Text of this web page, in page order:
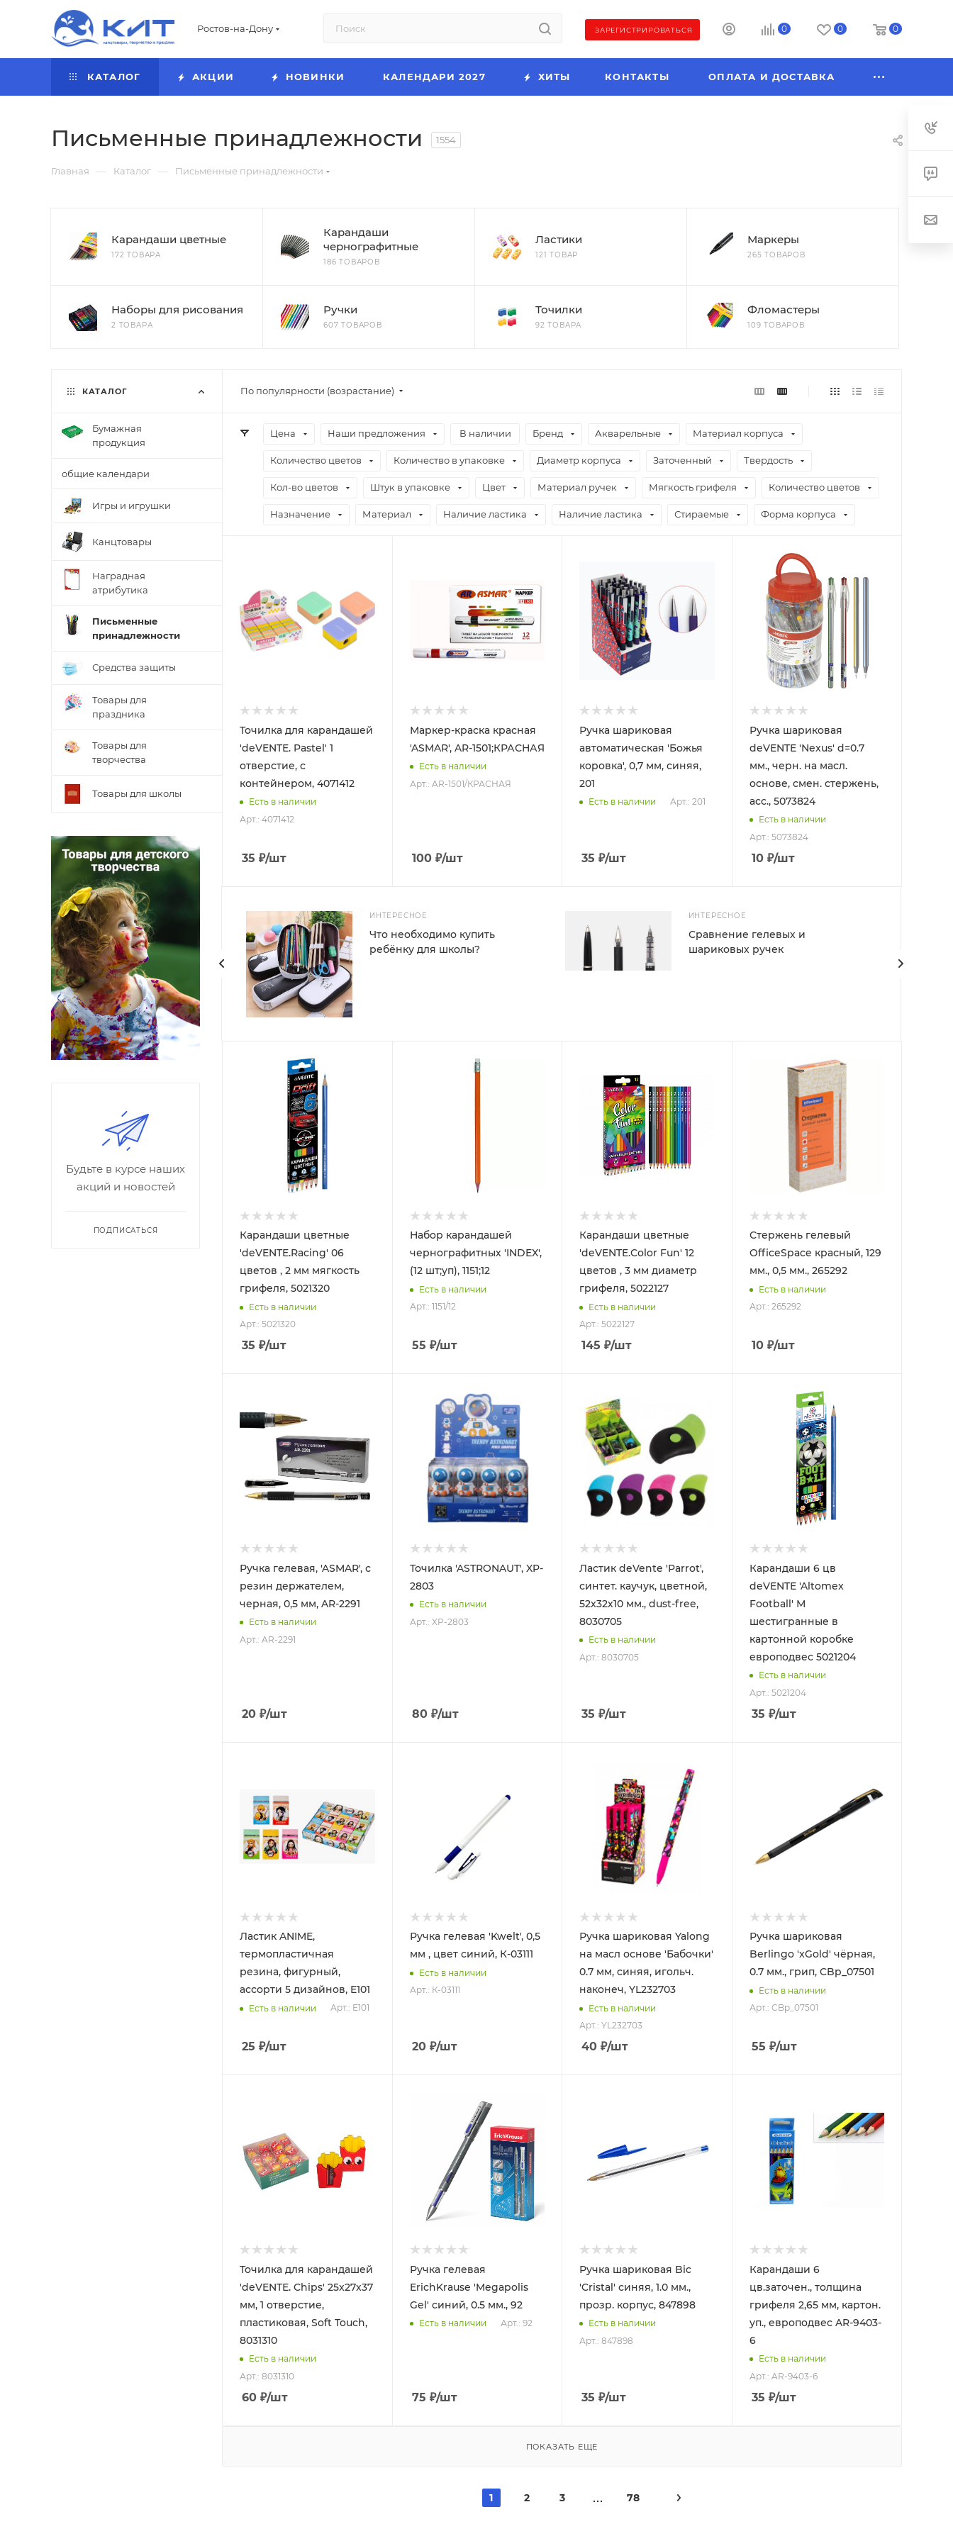
Ростов-на-Дону ЗАРЕГИСТРИРОВАТЬСЯ 0 0 0
КАТАЛОГ АКЦИИ НОВИНКИ КАЛЕНДАРИ 2027 ХИТЫ КОНТАКТЫ ОПЛАТА И ДОСТАВКА
Письменные принадлежности 1554
Главная — Каталог — Письменные принадлежности
Карандаши цветные
172 ТОВАРА
Карандаши
чернографитные
186 ТОВАРОВ
Ластики
121 ТОВАР
Маркеры
265 ТОВАРОВ
Наборы для рисования
2 ТОВАРА
Ручки
607 ТОВАРОВ
Точилки
92 ТОВАРА
Фломастеры
109 ТОВАРОВ
По популярности (возрастание)
Цена Наши предложения В наличии Бренд Акварельные Материал корпуса
Количество цветов Количество в упаковке Диаметр корпуса Заточенный Твердость
Кол-во цветов Штук в упаковке Цвет Материал ручек Мягкость грифеля Количество цветов
Назначение Материал Наличие ластика Наличие ластика Стираемые Форма корпуса
Точилка для карандашей
'deVENTE. Pastel' 1
отверстие, с
контейнером, 4071412
Есть в наличии
Арт.: 4071412
35 ₽/шт
Маркер-краска красная
'ASMAR', AR-1501;КРАСНАЯ
Есть в наличии
Арт.: AR-1501/КРАСНАЯ
100₽/шт
Ручка шариковая
автоматическая 'Божья
коровка', 0,7 мм, синяя,
201
Есть в наличии Арт.: 201
35 ₽/шт
Ручка шариковая
deVENTE 'Nexus' d=0.7
мм., черн. на масл.
основе, смен. стержень,
асс., 5073824
Есть в наличии
Арт.: 5073824
10₽/шт
ИНТЕРЕСНОЕ
Что необходимо купить
ребёнку для школы?
ИНТЕРЕСНОЕ
Сравнение гелевых и
шариковых ручек
Карандаши цветные
'deVENTE.Racing' 06
цветов , 2 мм мягкость
грифеля, 5021320
Есть в наличии
Арт.: 5021320
35 ₽/шт
Набор карандашей
чернографитных 'INDEX',
(12 шт;уп), 1151;12
Есть в наличии
Арт.: 1151/12
55 ₽/шт
Карандаши цветные
'deVENTE.Color Fun' 12
цветов , 3 мм диаметр
грифеля, 5022127
Есть в наличии
Арт.: 5022127
145 ₽/шт
Стержень гелевый
OfficeSpace красный, 129
мм., 0,5 мм., 265292
Есть в наличии
Арт.: 265292
10₽/шт
Ручка гелевая, 'ASMAR', с
резин держателем,
черная, 0,5 мм, AR-2291
Есть в наличии
Арт.: AR-2291
20 ₽/шт
Точилка 'ASTRONAUT', XP-
2803
Есть в наличии
Арт.: XP-2803
80₽/шт
Ластик deVente 'Parrot',
синтет. каучук, цветной,
52х32х10 мм., dust-free,
8030705
Есть в наличии
Арт.: 8030705
35 ₽/шт
Карандаши 6 цв
deVENTE 'Altomex
Football' М
шестигранные в
картонной коробке
европодвес 5021204
Есть в наличии
Арт.: 5021204
35 ₽/шт
Ластик ANIME,
термопластичная
резина, фигурный,
ассорти 5 дизайнов, E101
Есть в наличии Арт.: E101
25 ₽/шт
Ручка гелевая 'Kwelt', 0,5
мм , цвет синий, К-03111
Есть в наличии
Арт.: К-03111
20₽/шт
Ручка шариковая Yalong
на масл основе 'Бабочки'
0.7 мм, синяя, игольч.
наконеч, YL232703
Есть в наличии
Арт.: YL232703
40 ₽/шт
Ручка шариковая
Berlingo 'xGold' чёрная,
0.7 мм., грип, CBp_07501
Есть в наличии
Арт.: CBp_07501
55 ₽/шт
Точилка для карандашей
'deVENTE. Chips' 25x27x37
мм, 1 отверстие,
пластиковая, Soft Touch,
8031310
Есть в наличии
Арт.: 8031310
60 ₽/шт
Ручка гелевая
ErichKrause 'Megapolis
Gel' синий, 0.5 мм., 92
Есть в наличии Арт.: 92
75 ₽/шт
Ручка шариковая Bic
'Cristal' синяя, 1.0 мм.,
прозр. корпус, 847898
Есть в наличии
Арт.: 847898
35 ₽/шт
Карандаши 6
цв.заточен., толщина
грифеля 2,65 мм, картон.
уп., европодвес AR-9403-
6
Есть в наличии
Арт.: AR-9403-6
35 ₽/шт
ПОКАЗАТЬ ЕЩЕ
1 2 3 78
КАТАЛОГ
Бумажная
продукция
общие календари
Игры и игрушки
Канцтовары
Наградная
атрибутика
Письменные
принадлежности
Средства защиты
Товары для
праздника
Товары для
творчества
Товары для школы
Будьте в курсе наших
акций и новостей
ПОДПИСАТЬСЯ